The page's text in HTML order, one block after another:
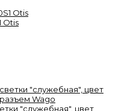
Otis
"служебная", цвет